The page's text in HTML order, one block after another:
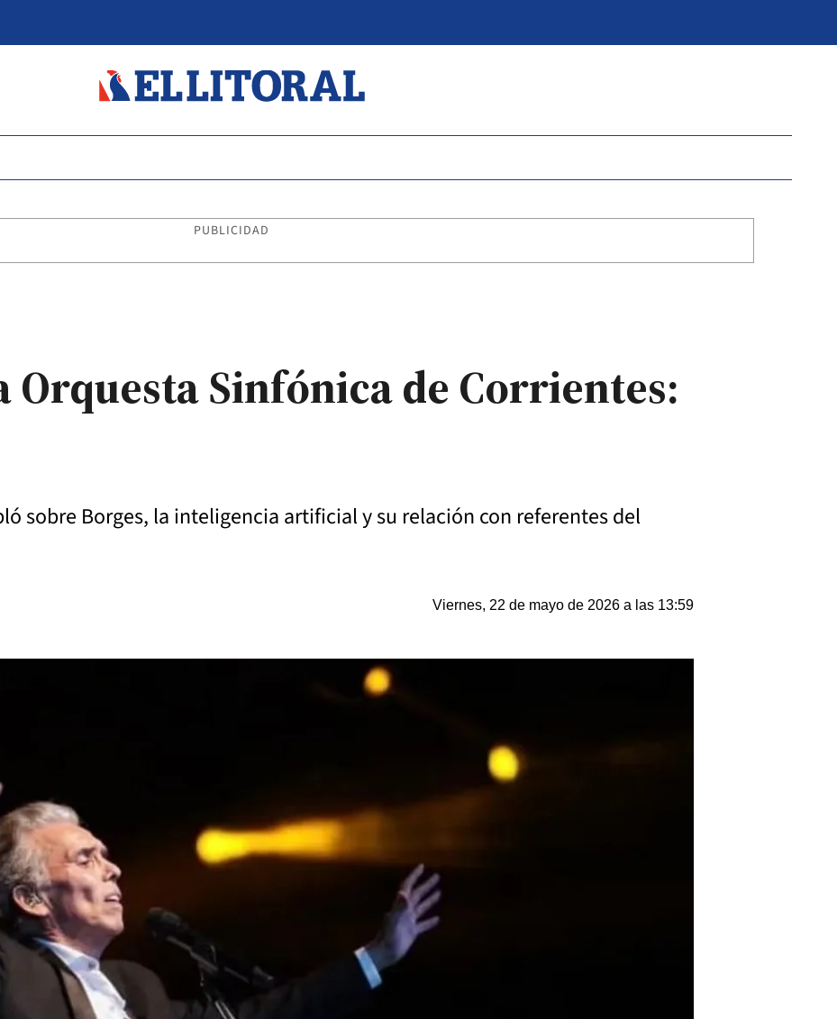
PUBLICIDAD
Orquesta Sinfónica de Corrientes:
sobre Borges, la inteligencia artificial y su relación con referentes del
Viernes, 22 de mayo de 2026 a las 13:59